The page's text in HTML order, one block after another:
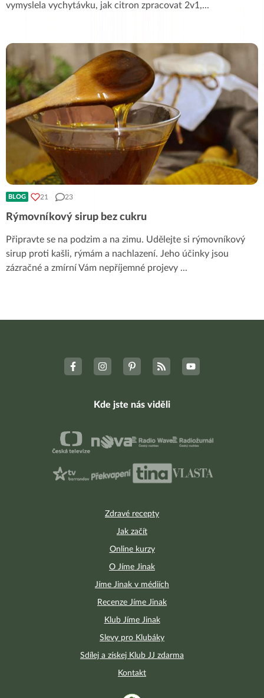
vymyslela vychytávku, jak citron zpracovat 2v1,...
BLOG 21 23
Rýmovníkový sirup bez cukru
Připravte se na podzim a na zimu. Udělejte si rýmovníkový
sirup proti kašli, rýmám a nachlazení. Jeho účinky jsou
zázračné a zmírní Vám nepříjemné projevy ...
Zdravé recepty
Jak začít
Online kurzy
O Jíme Jinak
Jíme Jinak v médiích
Recenze Jíme Jinak
Klub Jíme Jinak
Slevy pro Klubáky
Sdílej a získej Klub JJ zdarma
Kontakt
Kde jste nás viděli